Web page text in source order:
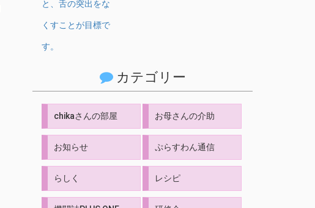
カテゴリー
chikaさんの部屋 お母さんの介助
お知らせ ぷらすわん通信
らしく レシピ